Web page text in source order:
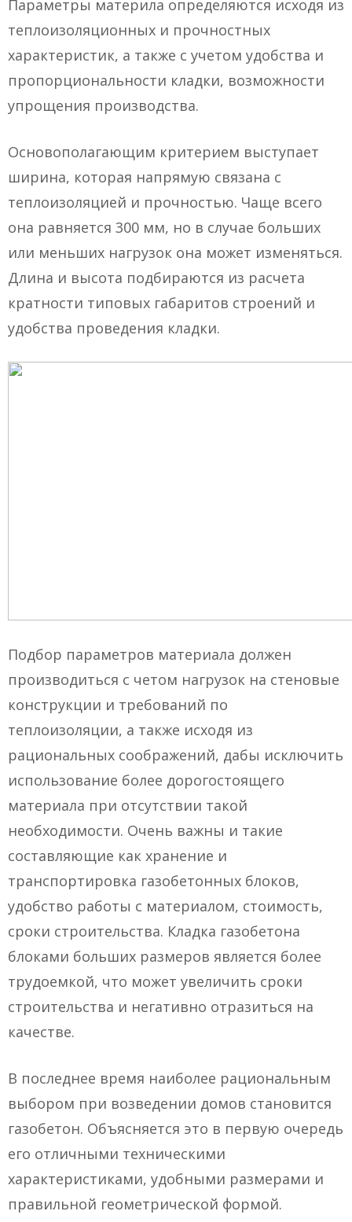
Параметры материла определяются исходя из
теплоизоляционных и прочностных
характеристик, а также с учетом удобства и
пропорциональности кладки, возможности
упрощения производства.
Основополагающим критерием выступает
ширина, которая напрямую связана с
теплоизоляцией и прочностью. Чаще всего
она равняется 300 мм, но в случае больших
или меньших нагрузок она может изменяться.
Длина и высота подбираются из расчета
кратности типовых габаритов строений и
удобства проведения кладки.
Подбор параметров материала должен
производиться с четом нагрузок на стеновые
конструкции и требований по
теплоизоляции, а также исходя из
рациональных соображений, дабы исключить
использование более дорогостоящего
материала при отсутствии такой
необходимости. Очень важны и такие
составляющие как хранение и
транспортировка газобетонных блоков,
удобство работы с материалом, стоимость,
сроки строительства. Кладка газобетона
блоками больших размеров является более
трудоемкой, что может увеличить сроки
строительства и негативно отразиться на
качестве.
В последнее время наиболее рациональным
выбором при возведении домов становится
газобетон. Объясняется это в первую очередь
его отличными техническими
характеристиками, удобными размерами и
правильной геометрической формой.